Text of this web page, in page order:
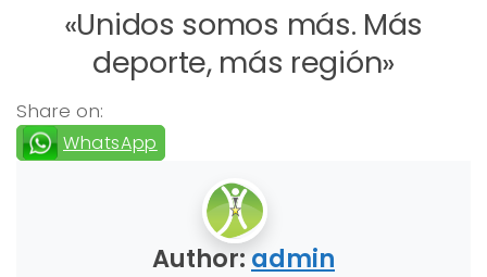
«Unidos somos más. Más
deporte, más región»
Share on:
WhatsApp
Author:admin